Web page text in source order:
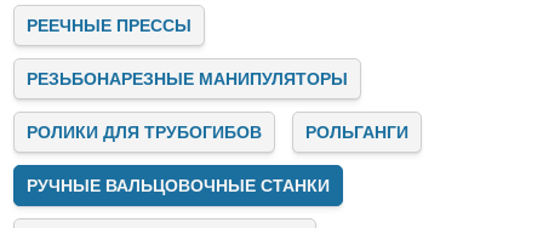
РЕЕЧНЫЕ ПРЕССЫ
РЕЗЬБОНАРЕЗНЫЕ МАНИПУЛЯТОРЫ
РОЛИКИ ДЛЯ ТРУБОГИБОВ РОЛЬГАНГИ
РУЧНЫЕ ВАЛЬЦОВОЧНЫЕ СТАНКИ